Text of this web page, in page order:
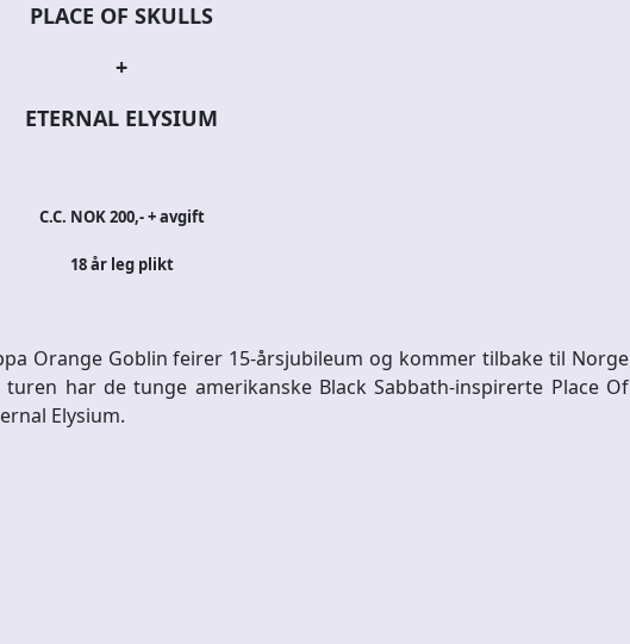
PLACE OF SKULLS
+
ETERNAL ELYSIUM
C.C. NOK 200,- + avgift
18 år leg plikt
Orange Goblin feirer 15-årsjubileum og kommer tilbake til Norge
har de tunge amerikanske Black Sabbath-inspirerte Place Of
Elysium.